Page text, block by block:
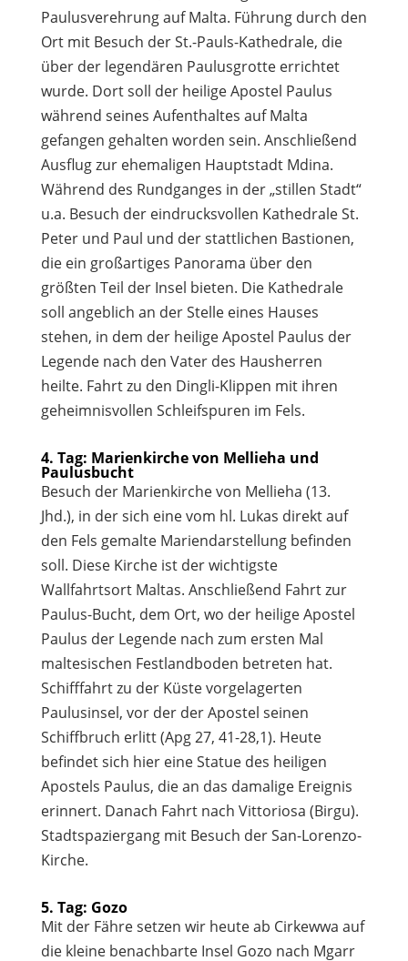
Paulusverehrung auf Malta. Führung durch den
Ort mit Besuch der St.-Pauls-Kathedrale, die
über der legendären Paulusgrotte errichtet
wurde. Dort soll der heilige Apostel Paulus
während seines Aufenthaltes auf Malta
gefangen gehalten worden sein. Anschließend
Ausflug zur ehemaligen Hauptstadt Mdina.
Während des Rundganges in der „stillen Stadt“
u.a. Besuch der eindrucksvollen Kathedrale St.
Peter und Paul und der stattlichen Bastionen,
die ein großartiges Panorama über den
größten Teil der Insel bieten. Die Kathedrale
soll angeblich an der Stelle eines Hauses
stehen, in dem der heilige Apostel Paulus der
Legende nach den Vater des Hausherren
heilte. Fahrt zu den Dingli-Klippen mit ihren
geheimnisvollen Schleifspuren im Fels.
4. Tag: Marienkirche von Mellieha und
Paulusbucht
Besuch der Marienkirche von Mellieha (13.
Jhd.), in der sich eine vom hl. Lukas direkt auf
den Fels gemalte Mariendarstellung befinden
soll. Diese Kirche ist der wichtigste
Wallfahrtsort Maltas. Anschließend Fahrt zur
Paulus-Bucht, dem Ort, wo der heilige Apostel
Paulus der Legende nach zum ersten Mal
maltesischen Festlandboden betreten hat.
Schifffahrt zu der Küste vorgelagerten
Paulusinsel, vor der der Apostel seinen
Schiffbruch erlitt (Apg 27, 41-28,1). Heute
befindet sich hier eine Statue des heiligen
Apostels Paulus, die an das damalige Ereignis
erinnert. Danach Fahrt nach Vittoriosa (Birgu).
Stadtspaziergang mit Besuch der San-Lorenzo-
Kirche.
5. Tag: Gozo
Mit der Fähre setzen wir heute ab Cirkewwa auf
die kleine benachbarte Insel Gozo nach Mgarr